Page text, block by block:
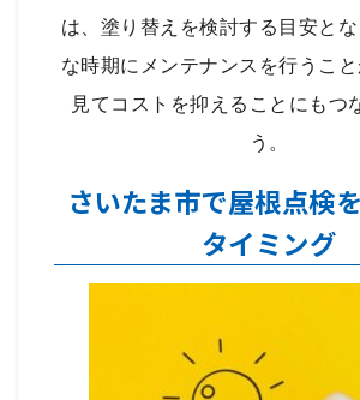
は、塗り替えを検討する目安と
な時期にメンテナンスを行うこ
見てコストを抑えることにもつ
う。
さいたま市で屋根点検
タイミング